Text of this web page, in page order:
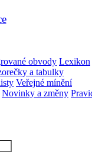
obvody Lexikon
a tabulky
Veřejné mínění
Novinky a změny